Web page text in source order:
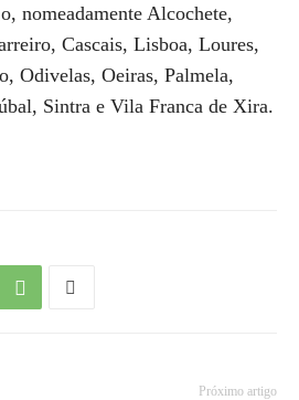
nomeadamente Alcochete,
Cascais, Lisboa, Loures,
Odivelas, Oeiras, Palmela,
Sintra e Vila Franca de Xira.
Próximo artigo